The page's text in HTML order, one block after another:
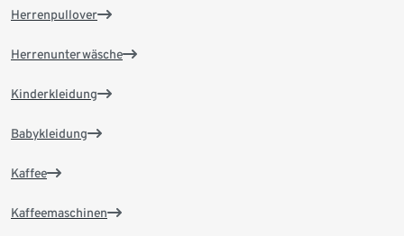
Herrenpullover
Herrenunterwäsche
Kinderkleidung
Babykleidung
Kaffee
Kaffeemaschinen